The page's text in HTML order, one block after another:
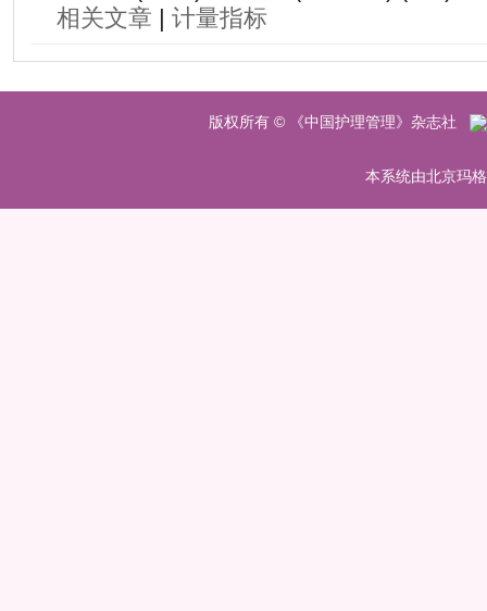
|
版权所有 © 《中国护理管理》杂志社
本系统由北京玛